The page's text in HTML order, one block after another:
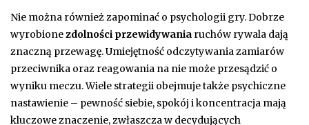
Nie można również zapominać o psychologii gry. Dobrze
wyrobionezdolności przewidywania ruchów rywala dają
znaczną przewagę. Umiejętność odczytywania zamiarów
przeciwnika oraz reagowania na nie może przesądzić o
wyniku meczu. Wiele strategii obejmuje także psychiczne
nastawienie – pewność siebie, spokój i koncentracja mają
kluczowe znaczenie, zwłaszcza w decydujących